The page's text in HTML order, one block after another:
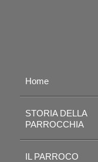
Home
STORIA DELLA
PARROCCHIA
IL PARROCO